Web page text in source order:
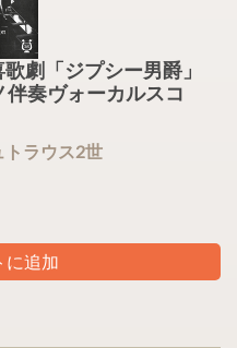
劇「ジプシー男爵」
伴奏ヴォーカルスコ
トラウス2世
に追加